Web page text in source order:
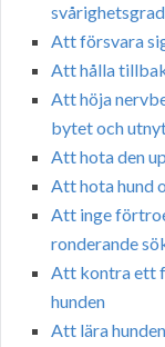
svårighetsgrad
Att försvara
Att hålla
Att höja
bytet och
Att hota den
Att hota hund
Att inge
ronderande
Att kontra ett
hunden
Att lära